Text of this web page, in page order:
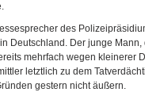
des
Deutschland. Der junge
mehrfach wegen kleinerer
letztlich zu dem
gestern nicht äußern.